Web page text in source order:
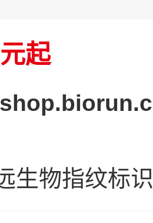
起
生物指纹标